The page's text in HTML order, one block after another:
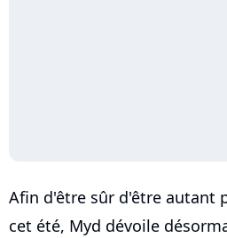
Afin d'être sûr d'être autant
cet été, Myd dévoile